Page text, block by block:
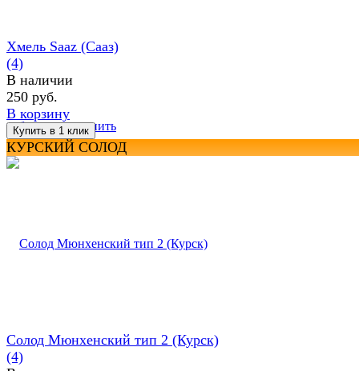
избранное сравнить
Хмель Saaz (Сааз)
(4)
В наличии
250 руб.
В корзину
КУРСКИЙ СОЛОД
Солод Мюнхенский тип 2 (Курск)
(4)